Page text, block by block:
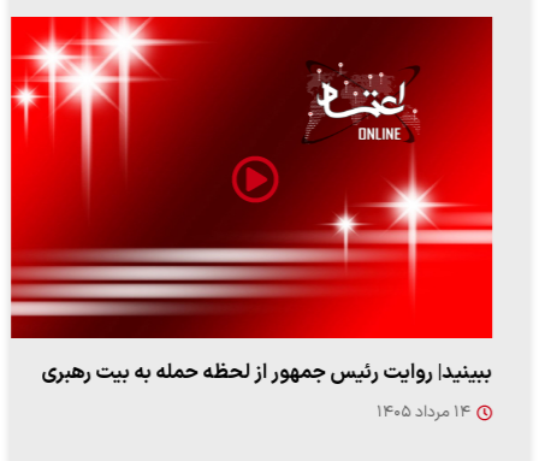
ببینید| روایت رئیس جمهور از لحظه حمله به بیت رهبری
۱۴ مرداد ۱۴۰۵